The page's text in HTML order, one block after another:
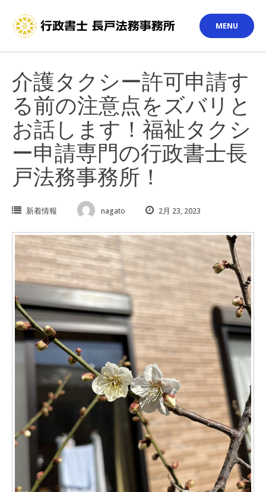
content
MENU
介護タクシー許可申請す
る前の注意点をズバリと
お話します！福祉タクシ
ー申請専門の行政書士長
戸法務事務所！
新着情報 nagato 2月 23, 2023